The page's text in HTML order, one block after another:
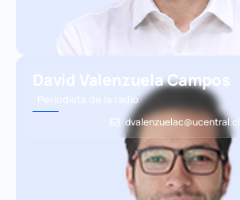
David Valenzuela Campos
Periodista de la radio
dvalenzuelac@ucentral.cl